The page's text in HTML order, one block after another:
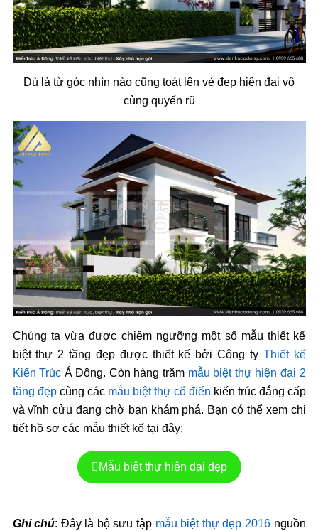
Dù là từ góc nhìn nào cũng toát lên vẻ đẹp hiện đại vô
cùng quyến rũ
Chúng ta vừa được chiêm ngưỡng một số mẫu thiết kế
biệt thự 2 tầng đẹp được thiết kế bởi Công ty Thiết kế
Kiến Trúc Á Đông. Còn hàng trăm mẫu biệt thự hiện đại 2
tầng đẹpcùng các mẫu biệt thự cổ điển kiến trúc đẳng cấp
và vĩnh cửu đang chờ bạn khám phá. Bạn có thể xem chi
tiết hồ sơ các mẫu thiết kế tại đây:
Mẫu biệt thự hiện đại đẹp
Ghi chú: Đây là bộ sưu tập mẫu biệt thự đẹp 2016nguồn